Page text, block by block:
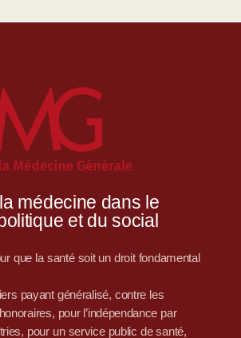
médecine dans le
et du social
que la santé soit un droit fondamental
payant généralisé, contre les
pour l’indépendance par
pour un service public de santé,